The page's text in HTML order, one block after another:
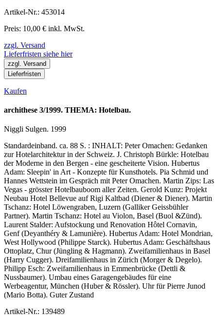
Artikel-Nr.: 453014
Preis: 10,00 € inkl. MwSt.
zzgl. Versand
Lieferfristen siehe hier
zzgl. Versand
Lieferfristen
Kaufen
archithese 3/1999. THEMA: Hotelbau.
Niggli Sulgen. 1999
Standardeinband. ca. 88 S. : INHALT: Peter Omachen: Gedanken
zur Hotelarchitektur in der Schweiz. J. Christoph Bürkle: Hotelbau
der Moderne in den Bergen - eine gescheiterte Vision. Hubertus
Adam: Sleepin' in Art - Konzepte für Kunsthotels. Pia Schmid und
Hannes Wettstein im Gespräch mit Peter Omachen. Martin Zips: Las
Vegas - grösster Hotelbauboom aller Zeiten. Gerold Kunz: Projekt
Neubau Hotel Bellevue auf Rigi Kaltbad (Diener & Diener). Martin
Tschanz: Hotel Löwengraben, Luzern (Galliker Geissbühler
Partner). Martin Tschanz: Hotel au Violon, Basel (Buol &Zünd).
Laurent Stalder: Aufstockung und Renovation Hôtel Cornavin,
Genf (Deyanthéry & Lamunière). Hubertus Adam: Hotel Mondrian,
West Hollywood (Philippe Starck). Hubertus Adam: Geschäftshaus
Ottoplatz, Chur (Jüngling & Hagmann). Zweifamilienhaus in Basel
(Harry Cugger). Dreifamilienhaus in Zürich (Morger & Degelo).
Philipp Esch: Zweifamilienhaus in Emmenbrücke (Dettli &
Nussbaumer). Umbau eines Garagengebäudes für eine
Werbeagentur, München (Huber & Rössler). Uhr für Pierre Junod
(Mario Botta). Guter Zustand
Artikel-Nr.: 139489